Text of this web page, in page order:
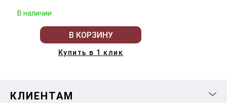
В наличии
В КОРЗИНУ
Купить в 1 клик
КЛИЕНТАМ